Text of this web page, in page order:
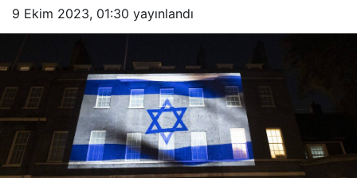
9 Ekim 2023, 01:30 yayınlandı